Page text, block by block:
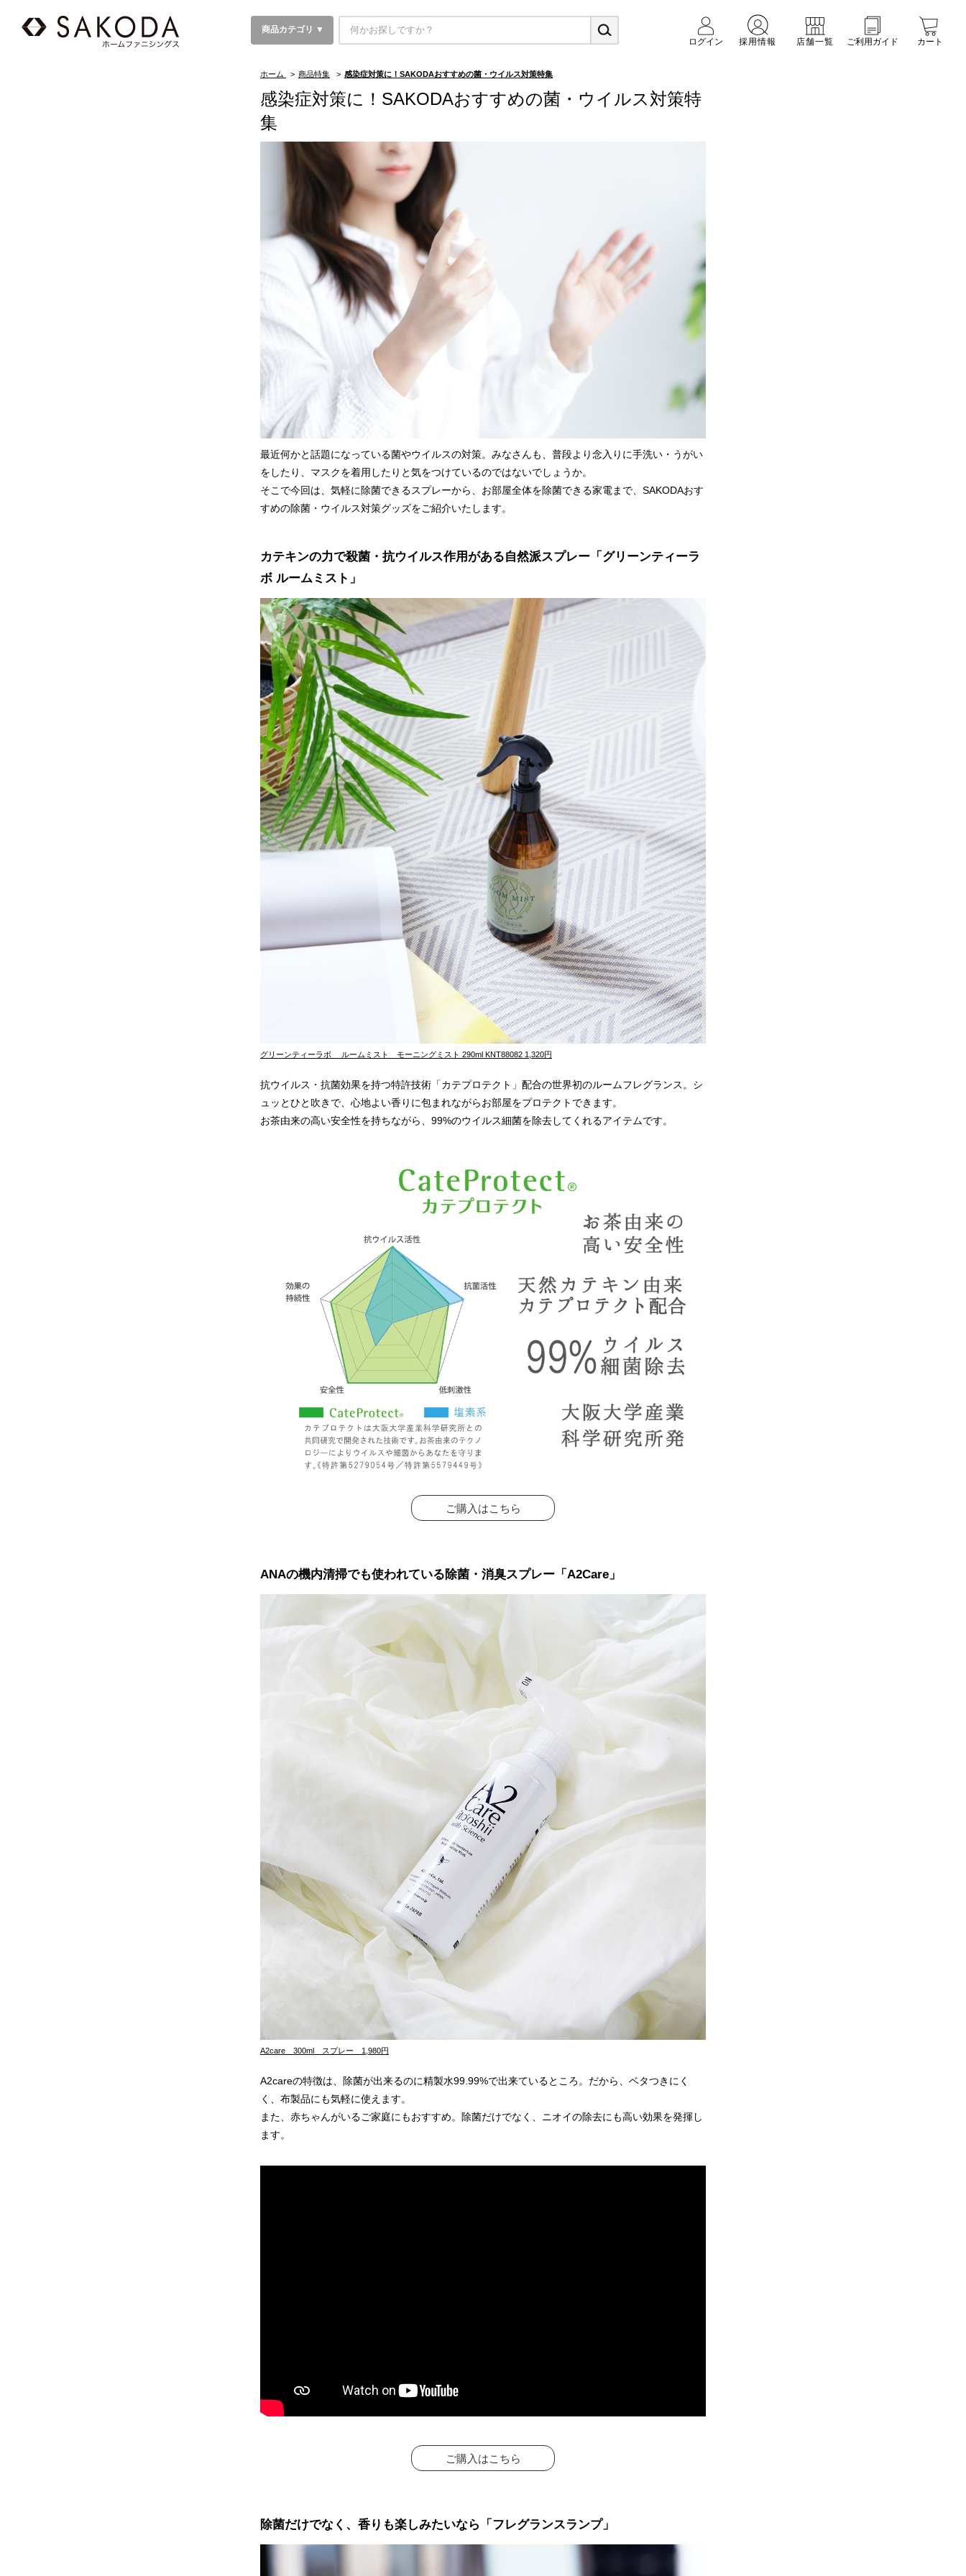
商品カテゴリ ▼
ログイン
採用情報 店舗一覧 ご利用ガイド カート
ホーム > 商品特集 > 感染症対策に！SAKODAおすすめの菌・ウイルス対策特集
感染症対策に！SAKODAおすすめの菌・ウイルス対策特
集
最近何かと話題になっている菌やウイルスの対策。みなさんも、普段より念入りに手洗い・うがい
をしたり、マスクを着用したりと気をつけているのではないでしょうか。
そこで今回は、気軽に除菌できるスプレーから、お部屋全体を除菌できる家電まで、SAKODAおす
すめの除菌・ウイルス対策グッズをご紹介いたします。
カテキンの力で殺菌・抗ウイルス作用がある自然派スプレー「グリーンティーラ
ボ ルームミスト」
グリーンティーラボ ルームミスト モーニングミスト 290ml KNT88082 1,320円
抗ウイルス・抗菌効果を持つ特許技術「カテプロテクト」配合の世界初のルームフレグランス。シ
ュッとひと吹きで、心地よい香りに包まれながらお部屋をプロテクトできます。
お茶由来の高い安全性を持ちながら、99%のウイルス細菌を除去してくれるアイテムです。
ご購入はこちら
ANAの機内清掃でも使われている除菌・消臭スプレー「A2Care」
A2care 300ml スプレー 1,980円
A2careの特徴は、除菌が出来るのに精製水99.99%で出来ているところ。だから、ベタつきにく
く、布製品にも気軽に使えます。
また、赤ちゃんがいるご家庭にもおすすめ。除菌だけでなく、ニオイの除去にも高い効果を発揮し
ます。
ご購入はこちら
除菌だけでなく、香りも楽しみたいなら「フレグランスランプ」